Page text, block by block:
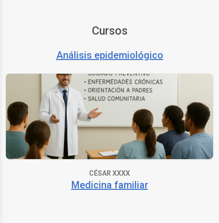
Cursos
Análisis epidemiológico
CÉSAR XXXX
Medicina familiar